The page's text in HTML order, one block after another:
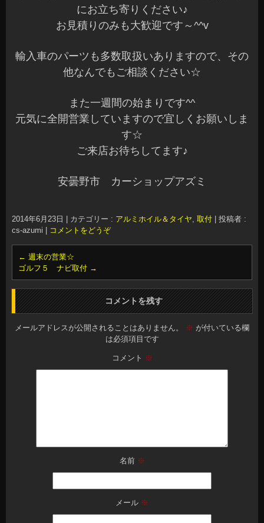
にお立ち寄りください♪
お見積りのみも大歓迎です～^^v
輸入車のパーツも多数取扱いありますので、その
他なんでもご相談ください☆
また一週間の始まりです^^
元気に全開営業していますので宜しくお願いしま
す☆
ご来店お待ちしてます♪
安曇野市 カーショップアズミ
2014年6月23日 カテゴリー : アルミホイル＆タイヤ, 取付
投稿者 :
cs-azumi
コメントをどうぞ
← 週末の営業☆
ゴルフ５ ナビ取付 →
コメントを残す
メールアドレスが公開されることはありません。 ※ が付いている欄
は必須項目です
コメント ※
名前 ※
メール ※